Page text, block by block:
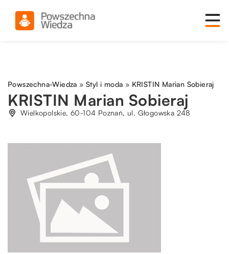
Powszechna-Wiedza »Styl i moda » KRISTIN Marian Sobieraj
KRISTIN Marian Sobieraj
Wielkopolskie, 60-104 Poznań, ul. Głogowska 248